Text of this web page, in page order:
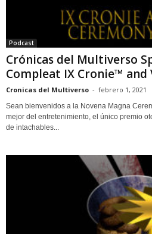
Podcast
Crónicas del Multiverso
Compleat IX Cronie™ and
Cronicas del Multiverso - febrero 1, 2021
Sean bienvenidos a la Novena Magna
mejor del entretenimiento, el único premio
de intachables...